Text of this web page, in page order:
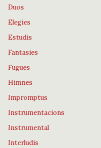
Duos
Elegies
Estudis
Fantasies
Fugues
Himnes
Impromptus
Instrumentacions
Instrumental
Interludis